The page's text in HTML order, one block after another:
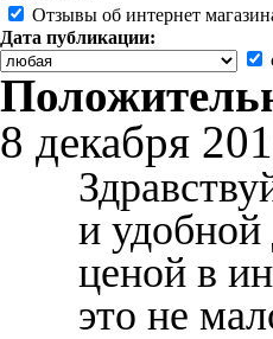
Отзывы об интернет
Дата публикации:
8 декабря
и
ценой в
это не